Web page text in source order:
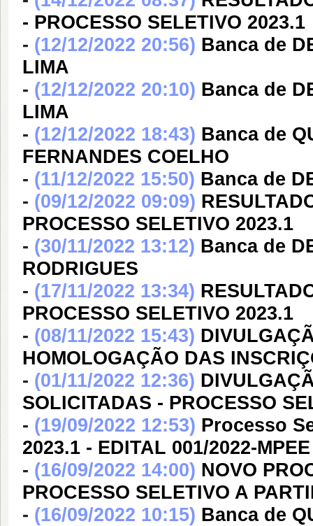
- PROCESSO SELETIVO 2023.1
- (12/12/2022 20:56) Banca de
LIMA
- (12/12/2022 20:10) Banca de
LIMA
- (12/12/2022 18:43) Banca de
FERNANDES COELHO
- (11/12/2022 15:50) Banca de
- (09/12/2022 09:09)
PROCESSO SELETIVO 2023.1
- (30/11/2022 13:12) Banca de
RODRIGUES
- (17/11/2022 13:34)
PROCESSO SELETIVO 2023.1
- (08/11/2022 15:43)
HOMOLOGAÇÃO DAS
- (01/11/2022 12:36)
SOLICITADAS - PROCESSO
- (19/09/2022 12:53) Processo
2023.1 - EDITAL 001/2022-MPEE
- (16/09/2022 14:00) NOVO
PROCESSO SELETIVO A
- (16/09/2022 10:15) Banca de